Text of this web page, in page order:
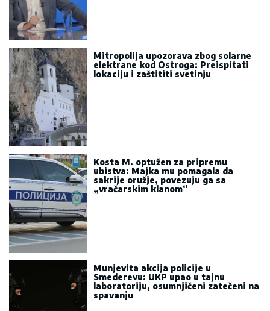
Mitropolija upozorava zbog solarne
elektrane kod Ostroga: Preispitati
lokaciju i zaštititi svetinju
Kosta M. optužen za pripremu
ubistva: Majka mu pomagala da
sakrije oružje, povezuju ga sa
„vračarskim klanom“
Munjevita akcija policije u
Smederevu: UKP upao u tajnu
laboratoriju, osumnjičeni zatečeni na
spavanju